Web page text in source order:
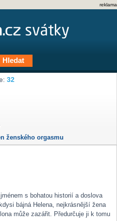
reklama
32
ženského orgasmu
s bohatou historií a doslova
bájná Helena, nejkrásnější žena
může zazářit. Předurčuje ji k tomu